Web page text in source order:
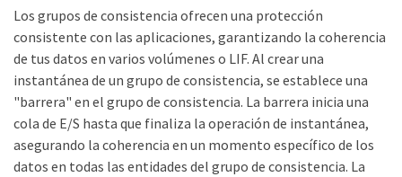
Los grupos de consistencia ofrecen una protección
consistente con las aplicaciones, garantizando la coherencia
de tus datos en varios volúmenes o LIF. Al crear una
instantánea de un grupo de consistencia, se establece una
"barrera" en el grupo de consistencia. La barrera inicia una
cola de E/S hasta que finaliza la operación de instantánea,
asegurando la coherencia en un momento específico de los
datos en todas las entidades del grupo de consistencia. La